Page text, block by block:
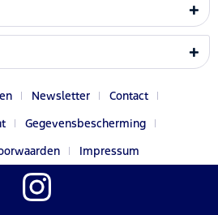
Newsletter
Contact
Gegevensbescherming
Impressum